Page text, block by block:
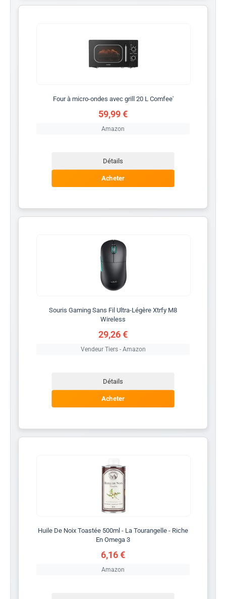
Four à micro-ondes avec grill 20 L Comfee'
59,99 €
Amazon
Détails
Acheter
Souris Gaming Sans Fil Ultra-Légère Xtrfy M8
Wireless
29,26 €
Vendeur Tiers - Amazon
Détails
Acheter
Huile De Noix Toastée 500ml - La Tourangelle - Riche
En Omega 3
6,16 €
Amazon